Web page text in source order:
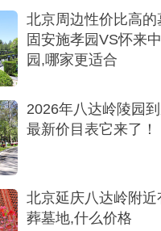
气，而汉白玉碑则以
还有一款定价56800元
，进一步提升了纪念
引
商业街修整路面，造成
，确保来园祭扫客户顺
北京周边性价比高的
固安施孝园VS怀来
园,哪家更适合
2026年八达岭陵园
最新价目表它来了！
北京延庆八达岭附近
葬墓地,什么价格